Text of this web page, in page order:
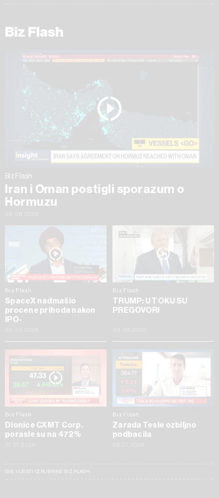
Biz Flash
Biz Flash
Iran i Oman postigli sporazum o
Hormuzu
Biz Flash
SpaceX nadmašio
procene prihoda nakon
IPO-
Biz Flash
TRUMP: U TOKU SU
PREGOVORI
Biz Flash
Dionice CXMT Corp.
porasle su na 472%
Biz Flash
Zarada Tesle ozbiljno
podbacila
SVE VIJESTI IZ RUBRIKE BIZ FLASH